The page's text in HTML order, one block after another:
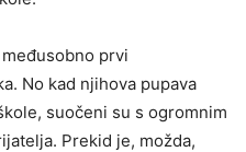
prvi
No kad njihova pupava
suočeni su s ogromnim
Prekid je, možda,